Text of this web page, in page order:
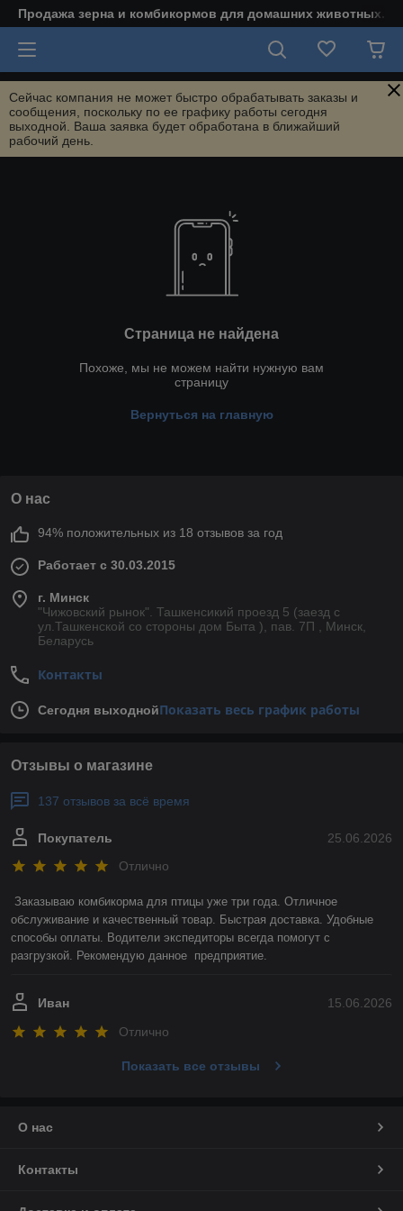
Продажа зерна и комбикормов для домашних животных.
Сейчас компания не может быстро обрабатывать заказы и
сообщения, поскольку по ее графику работы сегодня
выходной. Ваша заявка будет обработана в ближайший
рабочий день.
Страница не найдена
Похоже, мы не можем найти нужную вам
страницу
Вернуться на главную
О нас
94% положительных из 18 отзывов за год
Работает с 30.03.2015
г. Минск
"Чижовский рынок". Ташкенсикий проезд 5 (заезд с
ул.Ташкенской со стороны дом Быта ), пав. 7П , Минск,
Беларусь
Контакты
Сегодня выходнойПоказать весь график работы
Отзывы о магазине
137 отзывов за всё время
25.06.2026
Покупатель
Отлично
Заказываю комбикорма для птицы уже три года. Отличное
обслуживание и качественный товар. Быстрая доставка. Удобные
способы оплаты. Водители экспедиторы всегда помогут с
разгрузкой. Рекомендую данное  предприятие.
15.06.2026
Иван
Отлично
Показать все отзывы
О нас
Контакты